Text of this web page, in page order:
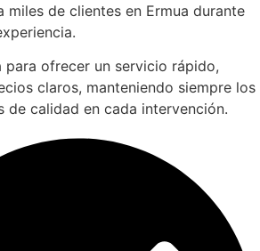
miles de clientes en Ermua durante
para ofrecer un servicio rápido,
claros, manteniendo siempre los
de calidad en cada intervención.